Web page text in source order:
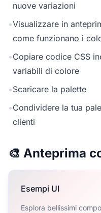
nuove variazioni
•Visualizzare in
come funzionano i
•Copiare codice CSS
variabili di colore
•Scaricare la palette
•Condividere la tua
clienti
🎨 Anteprima
Esempi UI
Esplora bellissimi